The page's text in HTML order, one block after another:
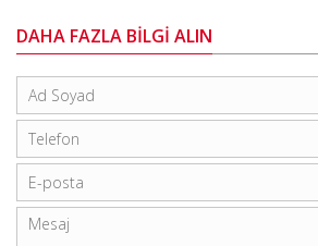
DAHA FAZLA BİLGİ ALIN